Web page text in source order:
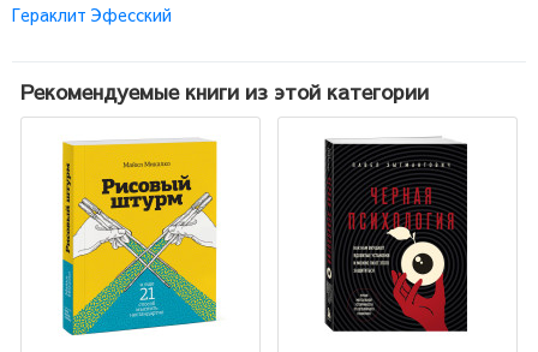
Гераклит Эфесский
Рекомендуемые книги из этой категории